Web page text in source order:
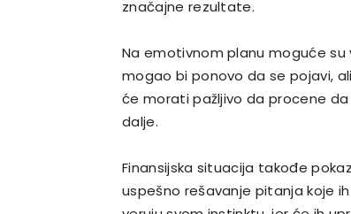
značajne rezultate.
Na emotivnom planu moguće
mogao bi ponovo da se pojavi,
će morati pažljivo da procene
dalje.
Finansijska situacija takođe
uspešno rešavanje pitanja koje